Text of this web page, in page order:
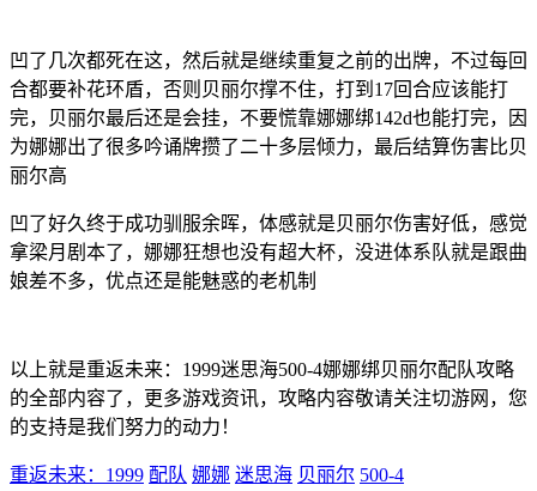
凹了几次都死在这，然后就是继续重复之前的出牌，不过每回
合都要补花环盾，否则贝丽尔撑不住，打到17回合应该能打
完，贝丽尔最后还是会挂，不要慌靠娜娜绑142d也能打完，因
为娜娜出了很多吟诵牌攒了二十多层倾力，最后结算伤害比贝
丽尔高
凹了好久终于成功驯服余晖，体感就是贝丽尔伤害好低，感觉
拿梁月剧本了，娜娜狂想也没有超大杯，没进体系队就是跟曲
娘差不多，优点还是能魅惑的老机制
以上就是重返未来：1999迷思海500-4娜娜绑贝丽尔配队攻略
的全部内容了，更多游戏资讯，攻略内容敬请关注切游网，您
的支持是我们努力的动力！
重返未来：1999 配队 娜娜 迷思海 贝丽尔 500-4